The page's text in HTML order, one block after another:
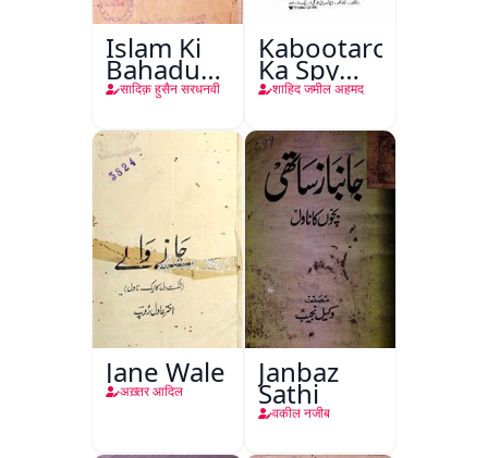
Islam Ki
Bahadur
Shahzadiyan
सादिक़ हुसैन सरधनवी
Kabootaron
Ka Spy
Plan
शाहिद जमील अहमद
Jane Wale
अख़्तर आदिल
Janbaz
Sathi
वकील नजीब